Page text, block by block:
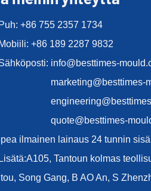
+86 755 2357 1734
+86 189 2287 9832
info@besttimes-
marketing@besttimes-
quote@besttimes-
ilmainen lainaus 24 tunnin
Tantoun kolmas
Song Gang, B AO An, S